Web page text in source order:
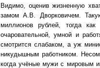
Видимо, оценив жизненную
замом А.В. Дворковичем.
миллионов рублей, тогда
очаровательной, умной и
смотрится слабаком, а уж
никудышным работником.
когда учёные мужи с мировым